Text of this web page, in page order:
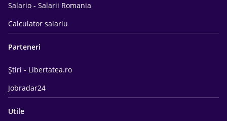
Salario - Salarii Romania
Calculator salariu
Parteneri
Știri - Libertatea.ro
Jobradar24
Utile